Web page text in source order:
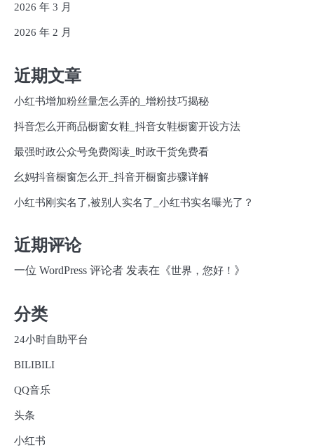
2026 年 3 月
2026 年 2 月
近期文章
小红书增加粉丝量怎么弄的_增粉技巧揭秘
抖音怎么开商品橱窗女鞋_抖音女鞋橱窗开设方法
最强时政公众号免费阅读_时政干货免费看
幺妈抖音橱窗怎么开_抖音开橱窗步骤详解
小红书刚实名了,被别人实名了_小红书实名曝光了？
近期评论
一位 WordPress 评论者 发表在《世界，您好！ 》
分类
24小时自助平台
BILIBILI
QQ音乐
头条
小红书